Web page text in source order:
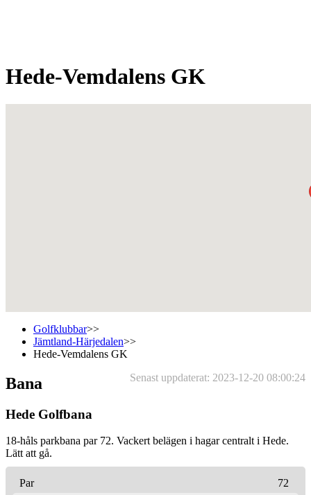
Hede-Vemdalens GK
Golfklubbar>>
Jämtland-Härjedalen>>
Hede-Vemdalens GK
Senast uppdaterat: 2023-12-20 08:00:24
Bana
Hede Golfbana
18-håls parkbana par 72. Vackert belägen i hagar centralt i Hede.
Lätt att gå.
Par
72